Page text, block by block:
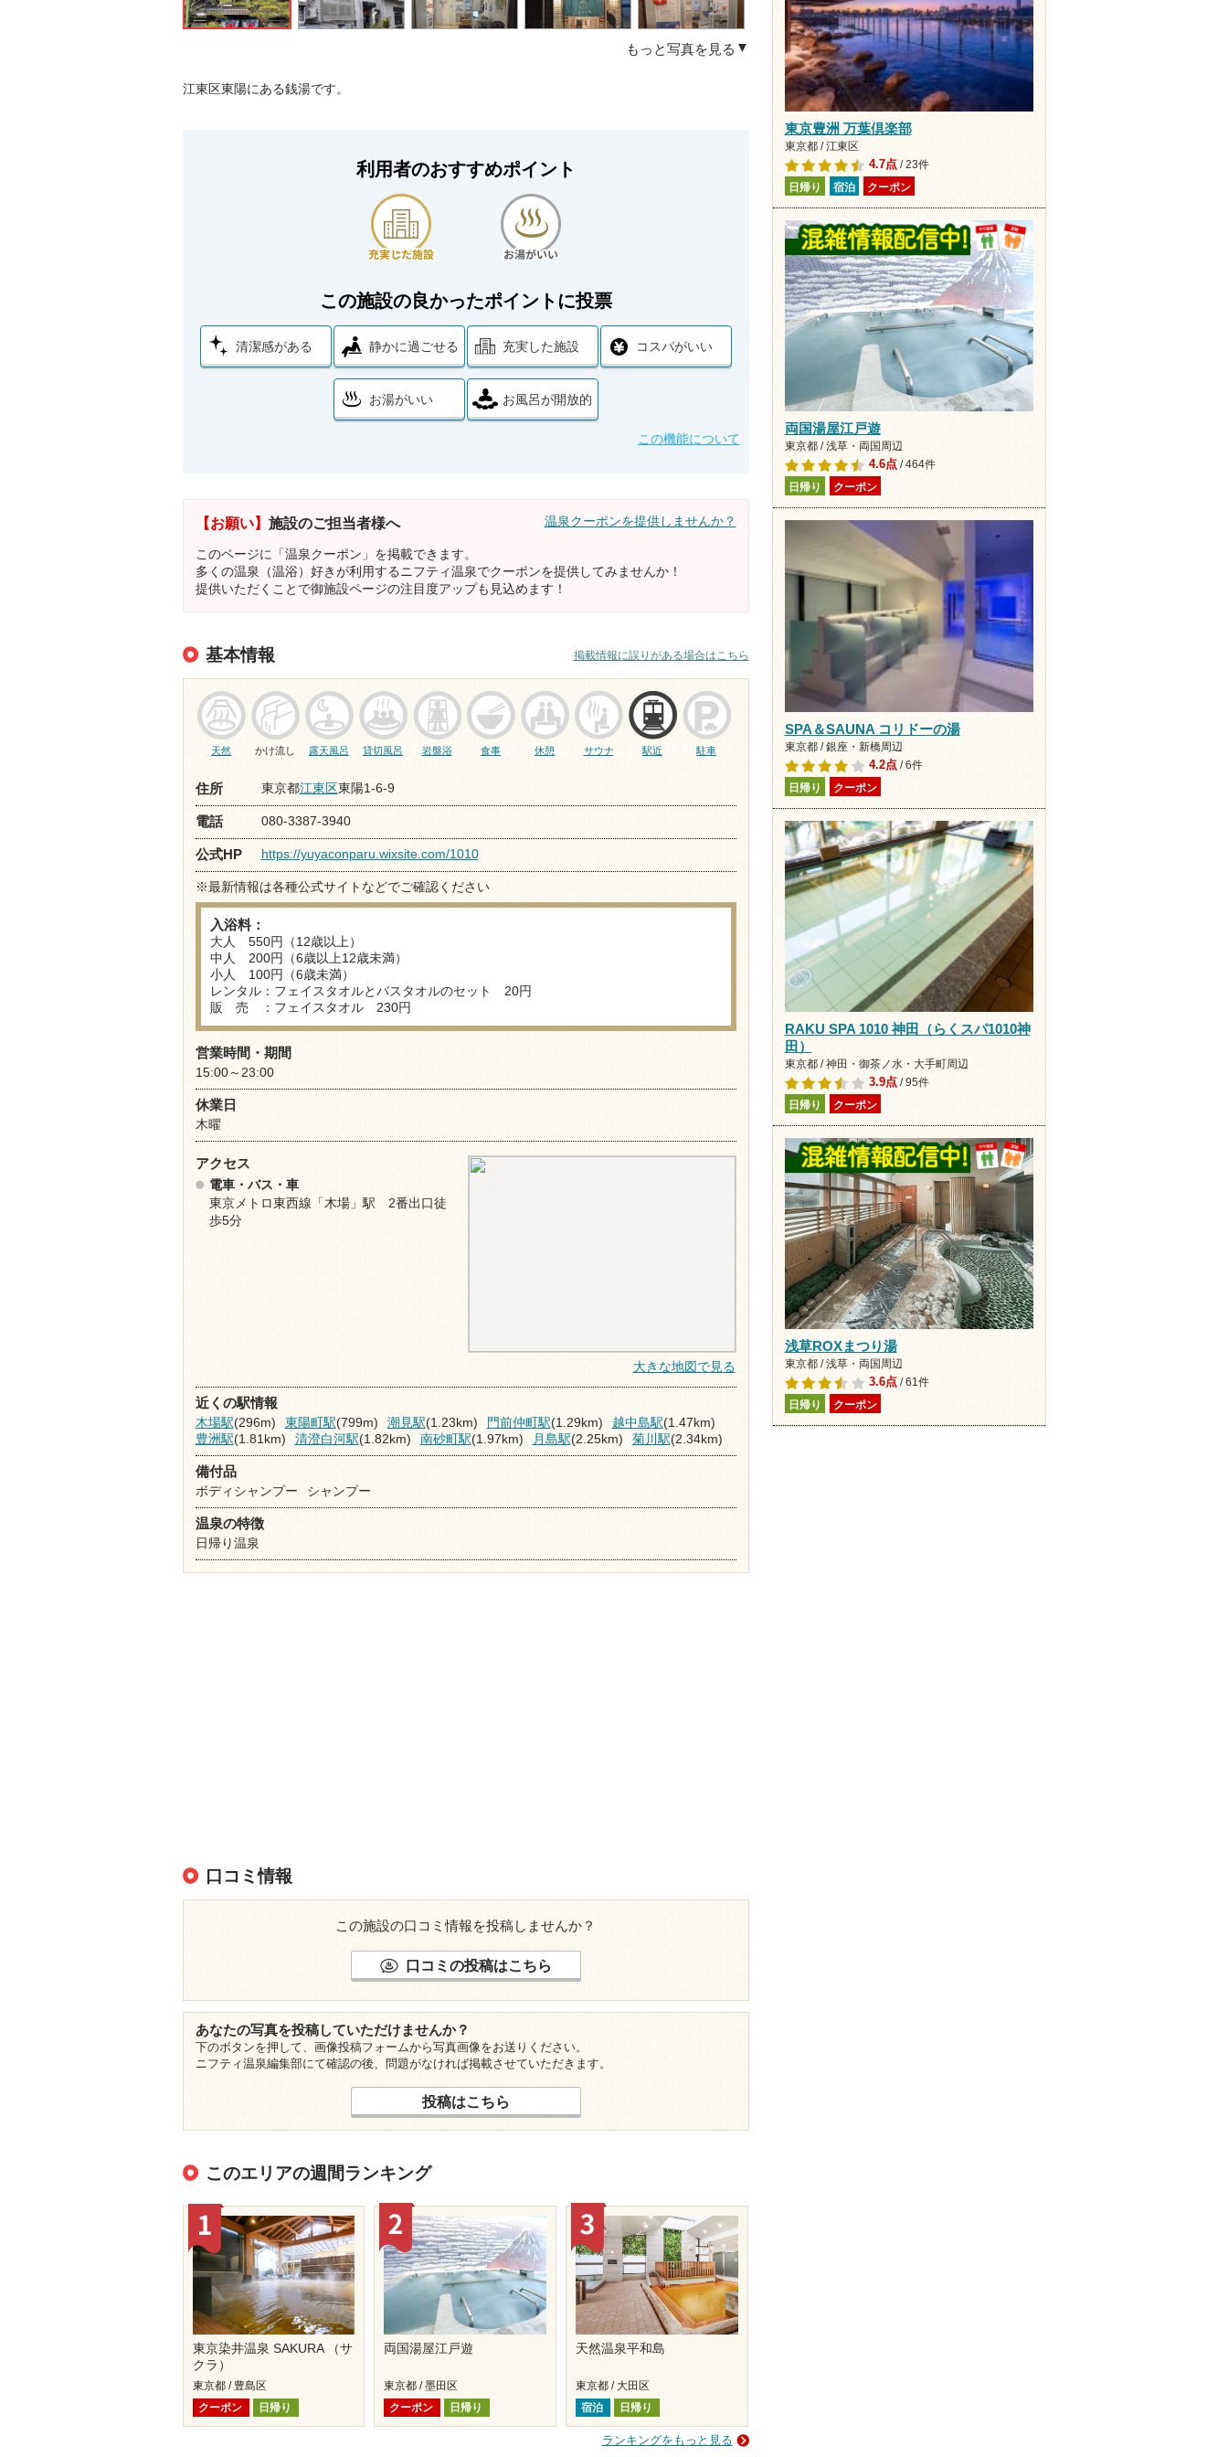
もっと写真を見る
江東区東陽にある銭湯です。
利用者のおすすめポイント
この施設の良かったポイントに投票
清潔感がある 静かに過ごせる 充実した施設 コスパがいい
お湯がいい お風呂が開放的
この機能について
【お願い】 施設のご担当者様へ 温泉クーポンを提供しませんか？
このページに「温泉クーポン」を掲載できます。
多くの温泉（温浴）好きが利用するニフティ温泉でクーポンを提供してみませんか！
提供いただくことで御施設ページの注目度アップも見込めます！
基本情報 掲載情報に誤りがある場合はこちら
天然 かけ流し 露天風呂 貸切風呂 岩盤浴 食事 休憩 サウナ 駅近 駐車
住所 東京都江東区東陽1-6-9
電話 080-3387-3940
公式HP https://yuyaconparu.wixsite.com/1010
※最新情報は各種公式サイトなどでご確認ください
入浴料：
大人 550円（12歳以上）
中人 200円（6歳以上12歳未満）
小人 100円（6歳未満）
レンタル：フェイスタオルとバスタオルのセット 20円
販 売 ：フェイスタオル 230円
営業時間・期間
15:00～23:00
休業日
木曜
アクセス
電車・バス・車
東京メトロ東西線「木場」駅 2番出口徒
歩5分
大きな地図で見る
近くの駅情報
木場駅(296m) 東陽町駅(799m) 潮見駅(1.23km) 門前仲町駅(1.29km) 越中島駅(1.47km)
豊洲駅(1.81km) 清澄白河駅(1.82km) 南砂町駅(1.97km) 月島駅(2.25km) 菊川駅(2.34km)
備付品
ボディシャンプー
シャンプー
温泉の特徴
日帰り温泉
口コミ情報
この施設の口コミ情報を投稿しませんか？
口コミの投稿はこちら
あなたの写真を投稿していただけませんか？
下のボタンを押して、画像投稿フォームから写真画像をお送りください。
ニフティ温泉編集部にて確認の後、問題がなければ掲載させていただきます。
投稿はこちら
このエリアの週間ランキング
東京染井温泉 SAKURA （サ
クラ）
東京都 / 豊島区
クーポン
日帰り
両国湯屋江戸遊
東京都 / 墨田区
クーポン
日帰り
天然温泉平和島
東京都 / 大田区
宿泊
日帰り
ランキングをもっと見る
東京豊洲 万葉倶楽部
東京都 / 江東区
4.7点/ 23件
日帰り 宿泊 クーポン
両国湯屋江戸遊
東京都 / 浅草・両国周辺
4.6点/ 464件
日帰り クーポン
SPA＆SAUNA コリドーの湯
東京都 / 銀座・新橋周辺
4.2点/ 6件
日帰り クーポン
RAKU SPA 1010 神田（らくスパ1010神
田）
東京都 / 神田・御茶ノ水・大手町周辺
3.9点/ 95件
日帰り クーポン
浅草ROXまつり湯
東京都 / 浅草・両国周辺
3.6点/ 61件
日帰り クーポン